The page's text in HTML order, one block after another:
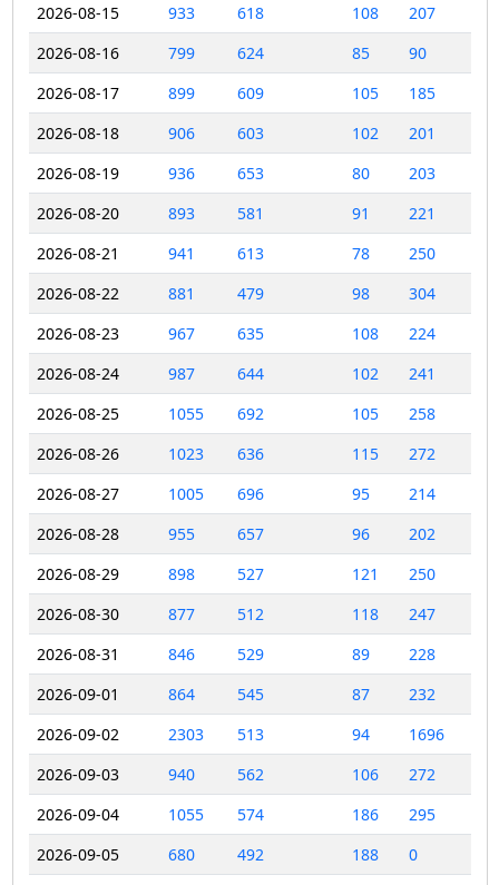
2026-08-15
933 618 108
207
2026-08-16
799 624 85
90
2026-08-17
899 609 105
185
2026-08-18
906 603 102
201
2026-08-19
936 653 80
203
2026-08-20
893 581 91
221
2026-08-21
941 613 78
250
2026-08-22
881 479 98
304
2026-08-23
967 635 108
224
2026-08-24
987 644 102
241
2026-08-25
1055 692 105
258
2026-08-26
1023 636 115
272
2026-08-27
1005 696 95
214
2026-08-28
955 657 96
202
2026-08-29
898 527 121
250
2026-08-30
877 512 118
247
2026-08-31
846 529 89
228
2026-09-01
864 545 87
232
2026-09-02
2303 513 94
1696
2026-09-03
940 562 106
272
2026-09-04
1055 574 186
295
2026-09-05
680 492 188
0